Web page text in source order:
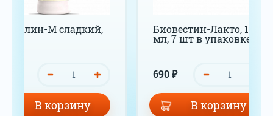
М сладкий,
В корзину
Биовестин-Лакто, 12
мл, 7 шт в упаковке
690 ₽
В корзину